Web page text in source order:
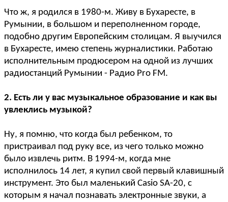
Что ж, я родился в 1980-м. Живу в Бухаресте, в
Румынии, в большом и переполненном городе,
подобно другим Европейским столицам. Я выучился
в Бухаресте, имею степень журналистики. Работаю
исполнительным продюсером на одной из лучших
радиостанций Румынии - Радио Pro FM.
2. Есть ли у вас музыкальное образование и как вы
увлеклись музыкой?
Ну, я помню, что когда был ребенком, то
пристраивал под руку все, из чего только можно
было извлечь ритм. В 1994-м, когда мне
исполнилось 14 лет, я купил свой первый клавишный
инструмент. Это был маленький Casio SA-20, с
которым я начал познавать электронные звуки, а